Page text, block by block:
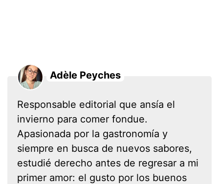
Adèle Peyches
Responsable editorial que ansía el
invierno para comer fondue.
Apasionada por la gastronomía y
siempre en busca de nuevos sabores,
estudié derecho antes de regresar a mi
primer amor: el gusto por los buenos